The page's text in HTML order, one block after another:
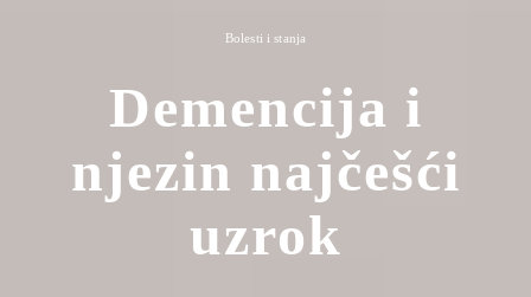
Bolesti i stanja
Demencija i
njezin najčešći
uzrok